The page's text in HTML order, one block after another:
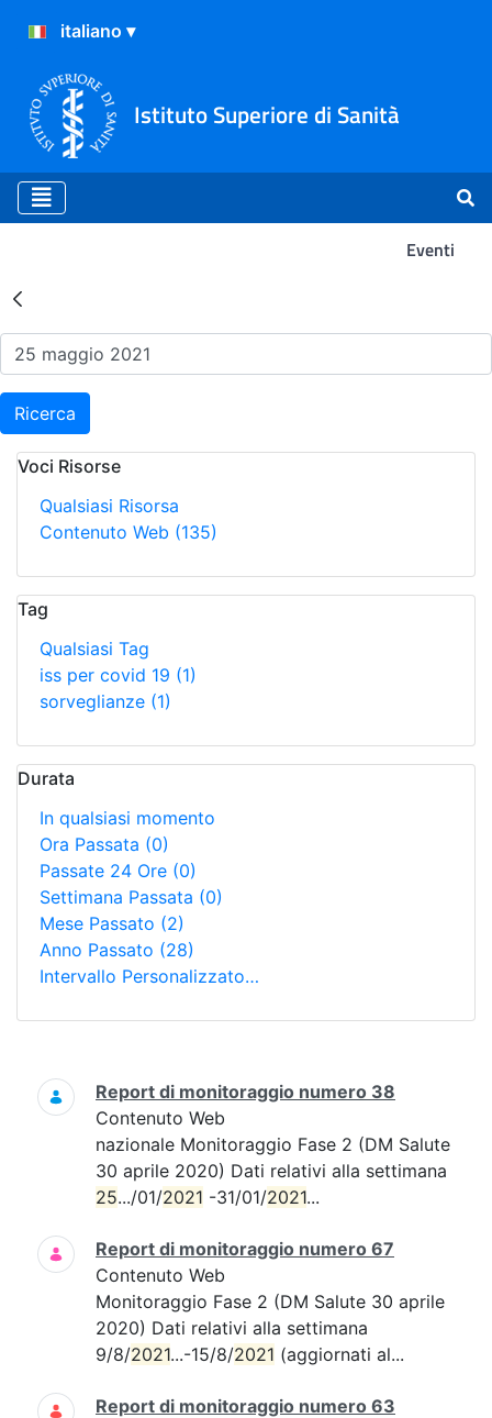
Istituto Superiore di Sanità
Eventi
Risultati della Ricerca -
Ricerca
Voci Risorse
Qualsiasi Risorsa
Contenuto Web (135)
Tag
Qualsiasi Tag
iss per covid 19 (1)
sorveglianze (1)
Durata
In qualsiasi momento
Ora Passata (0)
Passate 24 Ore (0)
Settimana Passata (0)
Mese Passato (2)
Anno Passato (28)
Intervallo Personalizzato…
Ricerca
Report di monitoraggio numero 38
Contenuto Web
nazionale Monitoraggio Fase 2 (DM Salute
30 aprile 2020) Dati relativi alla settimana
25.../01/2021 -31/01/2021...
Report di monitoraggio numero 67
Contenuto Web
Monitoraggio Fase 2 (DM Salute 30 aprile
2020) Dati relativi alla settimana
9/8/2021...-15/8/2021 (aggiornati al...
Report di monitoraggio numero 63